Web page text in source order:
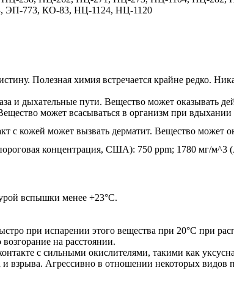
ЭП-773, КО-83, НЦ-1124, НЦ-1120
Полезная химия встречается крайне редко.
и дыхательные пути. Вещество может оказывать
может всасываться в организм при вдыхании
с кожей может вызвать дерматит. Вещество может
концентрация, США): 750 ppm; 1780 мг/м^3
вспышки менее +23°C.
при испарении этого вещества при 20°C при
на расстоянии.
с сильными окислителями, такими как
Агрессивно в отношении некоторых видов